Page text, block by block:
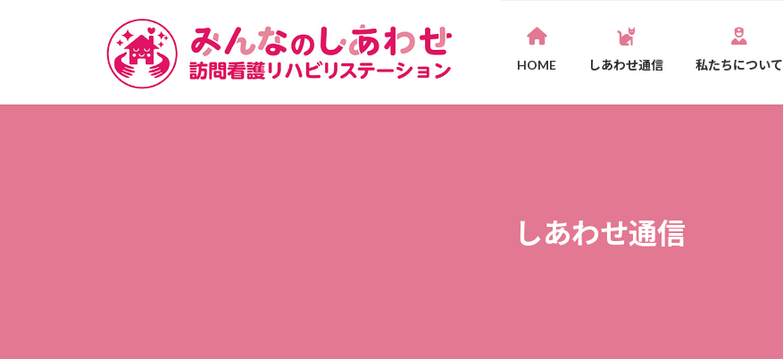
HOME しあわせ通信 私たちについて
しあわせ通信